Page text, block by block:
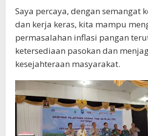
“Marilah kita manfaatkan
Berkualitas (PETATAS) ini
untuk memperkuat kapasitas
usaha tani dan menciptakan
yang membawa dampak positif
pangan dan ekonomi kita,”
Tidak hanya ketahanan pangan
bahas dalam pelatihan ini,